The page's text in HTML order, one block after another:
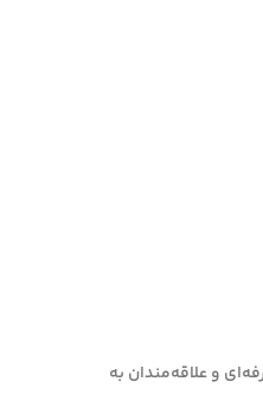
و علاقه‌مندان به